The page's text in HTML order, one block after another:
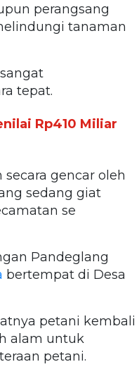
perangsang
tanaman
tepat.
Rp410 Miliar
gencar oleh
sedang giat
se
Pandeglang
bertempat di Desa
petani kembali
alam untuk
petani.